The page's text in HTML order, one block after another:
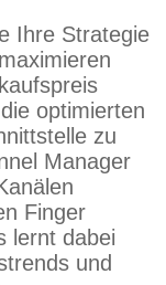
Ihre Strategie
optimierten
zu
Manager
Finger
lernt dabei
und